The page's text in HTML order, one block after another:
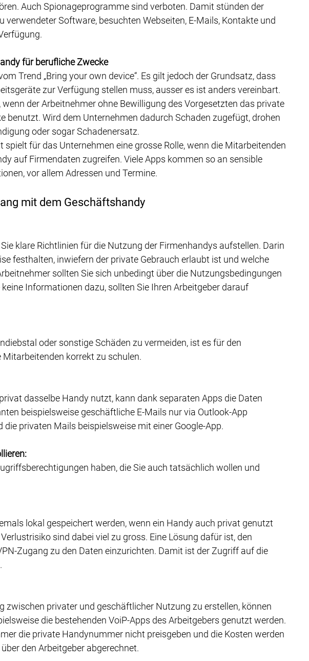
Auch Spionageprogramme sind verboten. Damit stünden der
verwendeter Software, besuchten Webseiten, E-Mails, Kontakte und
für berufliche Zwecke
Trend „Bring your own device“. Es gilt jedoch der Grundsatz, dass
zur Verfügung stellen muss, ausser es ist anders vereinbart.
der Arbeitnehmer ohne Bewilligung des Vorgesetzten das private
benutzt. Wird dem Unternehmen dadurch Schaden zugefügt, drohen
oder sogar Schadenersatz.
spielt für das Unternehmen eine grosse Rolle, wenn die Mitarbeitenden
auf Firmendaten zugreifen. Viele Apps kommen so an sensible
vor allem Adressen und Termine.
mit dem Geschäftshandy
klare Richtlinien für die Nutzung der Firmenhandys aufstellen. Darin
festhalten, inwiefern der private Gebrauch erlaubt ist und welche
sollten Sie sich unbedingt über die Nutzungsbedingungen
Informationen dazu, sollten Sie Ihren Arbeitgeber darauf
oder sonstige Schäden zu vermeiden, ist es für den
korrekt zu schulen.
dasselbe Handy nutzt, kann dank separaten Apps die Daten
beispielsweise geschäftliche E-Mails nur via Outlook-App
die privaten Mails beispielsweise mit einer Google-App.
haben, die Sie auch tatsächlich wollen und
lokal gespeichert werden, wenn ein Handy auch privat genutzt
sind dabei viel zu gross. Eine Lösung dafür ist, den
Zugang zu den Daten einzurichten. Damit ist der Zugriff auf die
zwischen privater und geschäftlicher Nutzung zu erstellen, können
die bestehenden VoiP-Apps des Arbeitgebers genutzt werden.
die private Handynummer nicht preisgeben und die Kosten werden
den Arbeitgeber abgerechnet.